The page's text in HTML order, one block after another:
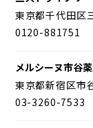
東京都千代田区
0120-881751
メルシーヌ市谷
東京都新宿区市
03-3260-7533